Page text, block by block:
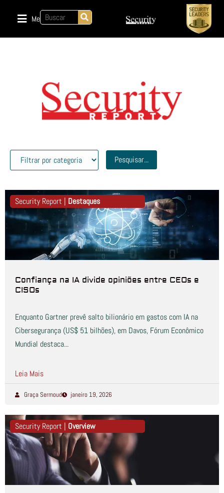
Menu
Pesquisar...
Security Report | Destaques
Confiança na IA divide opiniões entre CEOs e
CISOs
Enquanto Gartner prevê salto bilionário em gastos com IA na
Cibersegurança (US$ 51 bilhões), em Davos, Fórum Econômico
Mundial destaca...
Leia Mais
Graça Sermoud janeiro 19, 2026
Security Report | Overview